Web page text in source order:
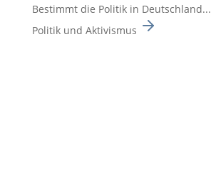
Bestimmt die Politik in Deutsch­land...
Politik und Aktivismus